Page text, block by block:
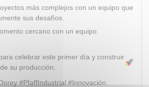
más complejos con un equipo que
sus desafíos.
cercano con un equipo
celebrar este primer día y construir
su producción.
#PfaffIndustrial #Innovación